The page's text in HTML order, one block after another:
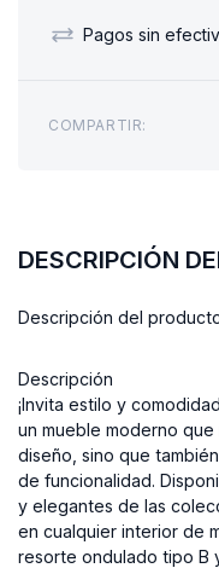
Pagos sin
COMPARTIR:
DESCRIPCIÓN
Descripción del
Descripción
¡Invita estilo y
un mueble moderno
diseño, sino que
de funcionalidad.
y elegantes de las
en cualquier interior de
resorte ondulado tipo B